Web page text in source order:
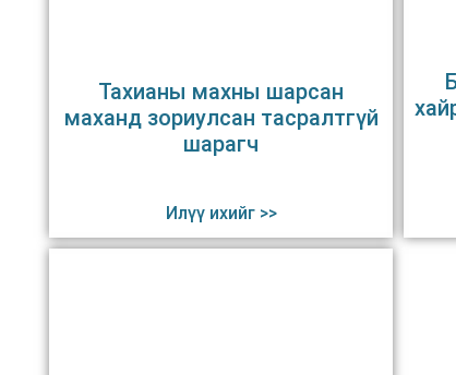
Тахианы махны шарсан
маханд зориулсан тасралтгүй
шарагч
Илүү ихийг >>